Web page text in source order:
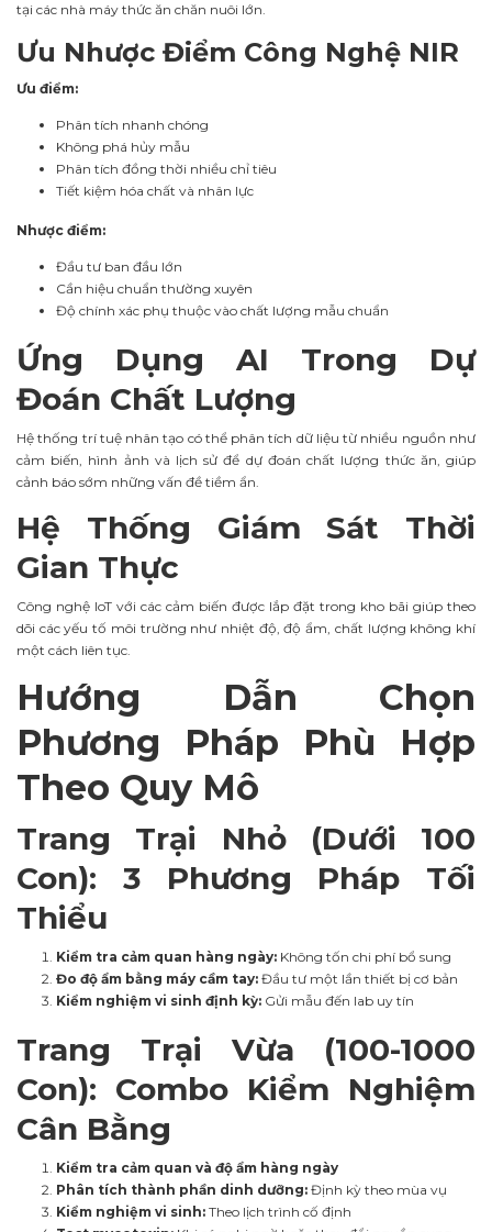
tại các nhà máy thức ăn chăn nuôi lớn.
Ưu Nhược Điểm Công Nghệ NIR
Ưu điểm:
Phân tích nhanh chóng
Không phá hủy mẫu
Phân tích đồng thời nhiều chỉ tiêu
Tiết kiệm hóa chất và nhân lực
Nhược điểm:
Đầu tư ban đầu lớn
Cần hiệu chuẩn thường xuyên
Độ chính xác phụ thuộc vào chất lượng mẫu chuẩn
Ứng Dụng AI Trong Dự
Đoán Chất Lượng
Hệ thống trí tuệ nhân tạo có thể phân tích dữ liệu từ nhiều nguồn như
cảm biến, hình ảnh và lịch sử để dự đoán chất lượng thức ăn, giúp
cảnh báo sớm những vấn đề tiềm ẩn.
Hệ Thống Giám Sát Thời
Gian Thực
Công nghệ IoT với các cảm biến được lắp đặt trong kho bãi giúp theo
dõi các yếu tố môi trường như nhiệt độ, độ ẩm, chất lượng không khí
một cách liên tục.
Hướng Dẫn Chọn
Phương Pháp Phù Hợp
Theo Quy Mô
Trang Trại Nhỏ (Dưới 100
Con): 3 Phương Pháp Tối
Thiểu
Kiểm tra cảm quan hàng ngày: Không tốn chi phí bổ sung
Đo độ ẩm bằng máy cầm tay: Đầu tư một lần thiết bị cơ bản
Kiểm nghiệm vi sinh định kỳ: Gửi mẫu đến lab uy tín
Trang Trại Vừa (100-1000
Con): Combo Kiểm Nghiệm
Cân Bằng
Kiểm tra cảm quan và độ ẩm hàng ngày
Phân tích thành phần dinh dưỡng: Định kỳ theo mùa vụ
Kiểm nghiệm vi sinh: Theo lịch trình cố định